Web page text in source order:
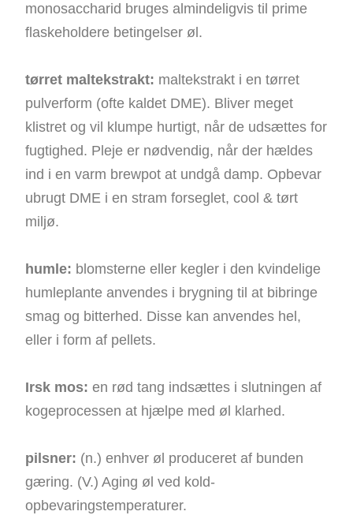
monosaccharid bruges almindeligvis til prime
flaskeholdere betingelser øl.
tørret maltekstrakt: maltekstrakt i en tørret
pulverform (ofte kaldet DME). Bliver meget
klistret og vil klumpe hurtigt, når de udsættes for
fugtighed. Pleje er nødvendig, når der hældes
ind i en varm brewpot at undgå damp. Opbevar
ubrugt DME i en stram forseglet, cool & tørt
miljø.
humle: blomsterne eller kegler i den kvindelige
humleplante anvendes i brygning til at bibringe
smag og bitterhed. Disse kan anvendes hel,
eller i form af pellets.
Irsk mos: en rød tang indsættes i slutningen af ​​
kogeprocessen at hjælpe med øl klarhed.
pilsner: (n.) enhver øl produceret af bunden
gæring. (V.) Aging øl ved kold-
opbevaringstemperaturer.